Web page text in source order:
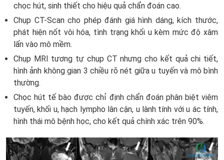
chọc hút, sinh thiết cho hiệu quả chẩn đoán cao.
Chụp CT-Scan cho phép đánh giá hình dáng, kích thước,
phát hiện nốt vôi hóa, tình trạng khối u kèm mức độ xâm
lấn vào mô mềm.
Chụp MRI tương tự chụp CT nhưng cho kết quả chi tiết,
hình ảnh không gian 3 chiều rõ nét giữa u tuyến và mô bình
thường.
Chọc hút tế bào được chỉ định chẩn đoán phân biệt viêm
tuyến, khối u, hạch lympho lân cận, u lành tính với u ác tính,
hình thái mô bệnh học, cho kết quả chính xác trên 90%.